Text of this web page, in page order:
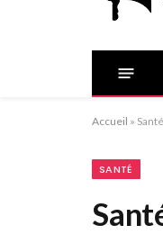
Accueil »
SANTÉ